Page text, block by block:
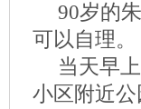
90岁的
可以自理。
当天早
小区附近